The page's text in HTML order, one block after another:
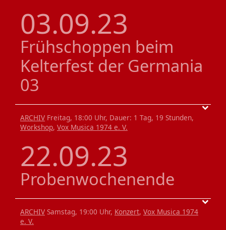
03.09.23
Frühschoppen beim
Kelterfest der Germania
03
ARCHIV Freitag, 18:00 Uhr, Dauer: 1 Tag, 19 Stunden,
Workshop, Vox Musica 1974 e. V.
22.09.23
Probenwochenende
ARCHIV Samstag, 19:00 Uhr, Konzert, Vox Musica 1974
e. V.